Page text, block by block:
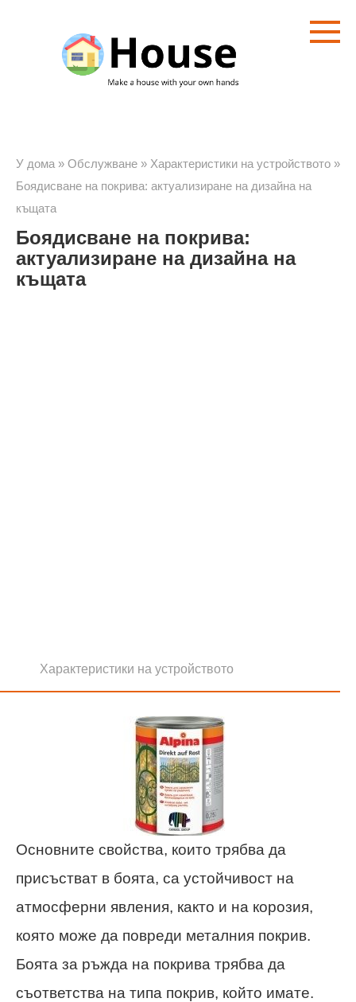
съдържанието
У дома » Обслужване » Характеристики на устройството »
Боядисване на покрива: актуализиране на дизайна на
къщата
Боядисване на покрива:
актуализиране на дизайна на
къщата
Характеристики на устройството
Основните свойства, които трябва да
присъстват в боята, са устойчивост на
атмосферни явления, както и на корозия,
която може да повреди металния покрив.
Боята за ръжда на покрива трябва да
съответства на типа покрив, който имате.